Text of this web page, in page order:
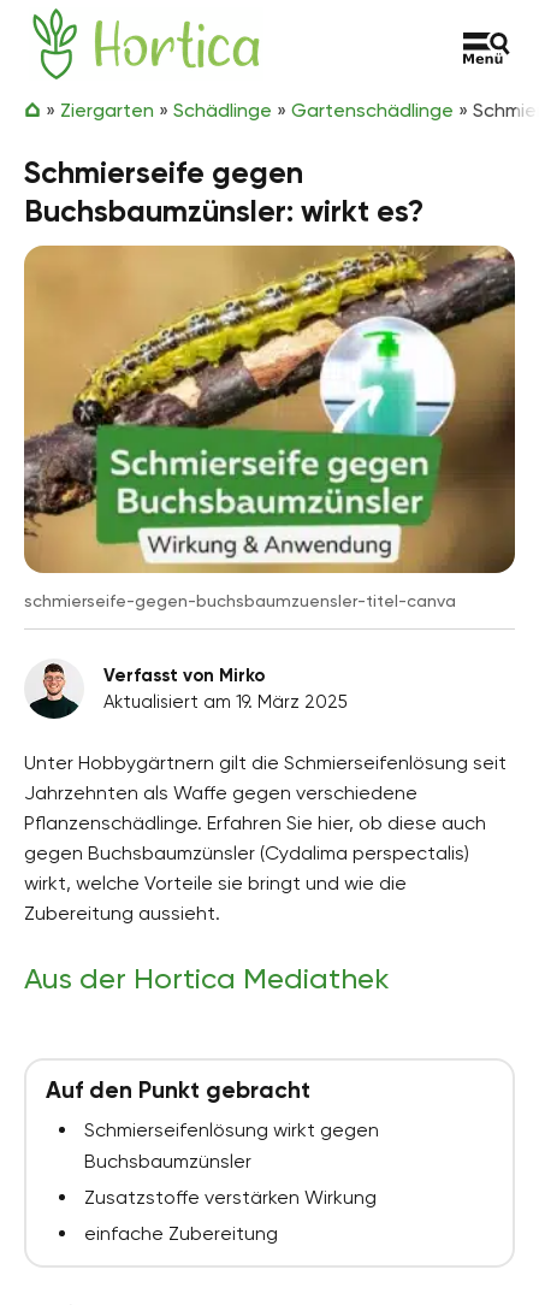
Zum Inhalt springen
Hortica
» Ziergarten » Schädlinge » Gartenschädlinge »
Schmierseife gegen
Buchsbaumzünsler: wirkt es?
schmierseife-gegen-buchsbaumzuensler-titel-canva
Verfasst von Mirko
Aktualisiert am 19. März 2025
Unter Hobbygärtnern gilt die Schmierseifenlösung seit
Jahrzehnten als Waffe gegen verschiedene
Pflanzenschädlinge. Erfahren Sie hier, ob diese auch
gegen Buchsbaumzünsler (Cydalima perspectalis)
wirkt, welche Vorteile sie bringt und wie die
Zubereitung aussieht.
Aus der Hortica Mediathek
Auf den Punkt gebracht
Schmierseifenlösung wirkt gegen
Buchsbaumzünsler
Zusatzstoffe verstärken Wirkung
einfache Zubereitung